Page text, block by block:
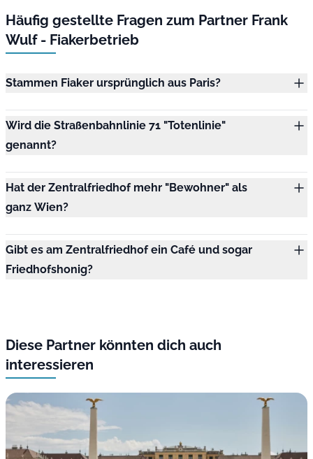
Häufig gestellte Fragen zum Partner Frank
Wulf - Fiakerbetrieb
Stammen Fiaker ursprünglich aus Paris?
Wird die Straßenbahnlinie 71 "Totenlinie"
genannt?
Hat der Zentralfriedhof mehr "Bewohner" als
ganz Wien?
Gibt es am Zentralfriedhof ein Café und sogar
Friedhofshonig?
Diese Partner könnten dich auch
interessieren